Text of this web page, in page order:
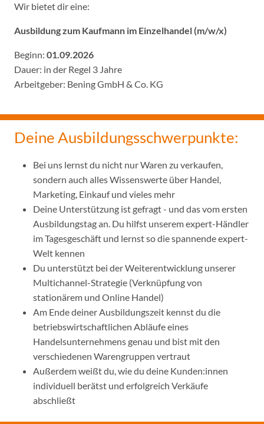
Wir bietet dir eine:
Ausbildung zum Kaufmann im Einzelhandel (m/w/x)
Beginn: 01.09.2026
Dauer: in der Regel 3 Jahre
Arbeitgeber: Bening GmbH & Co. KG
Deine Ausbildungsschwerpunkte:
Bei uns lernst du nicht nur Waren zu verkaufen,
sondern auch alles Wissenswerte über Handel,
Marketing, Einkauf und vieles mehr
Deine Unterstützung ist gefragt - und das vom ersten
Ausbildungstag an. Du hilfst unserem expert-Händler
im Tagesgeschäft und lernst so die spannende expert-
Welt kennen
Du unterstützt bei der Weiterentwicklung unserer
Multichannel-Strategie (Verknüpfung von
stationärem und Online Handel)
Am Ende deiner Ausbildungszeit kennst du die
betriebswirtschaftlichen Abläufe eines
Handelsunternehmens genau und bist mit den
verschiedenen Warengruppen vertraut
Außerdem weißt du, wie du deine Kunden:innen
individuell berätst und erfolgreich Verkäufe
abschließt